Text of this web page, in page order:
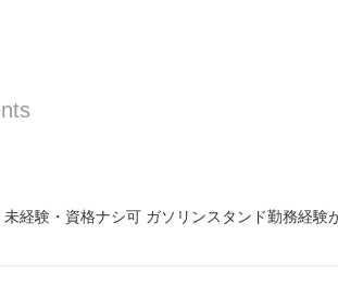
未経験・資格ナシ可 ガソリンスタンド勤務経